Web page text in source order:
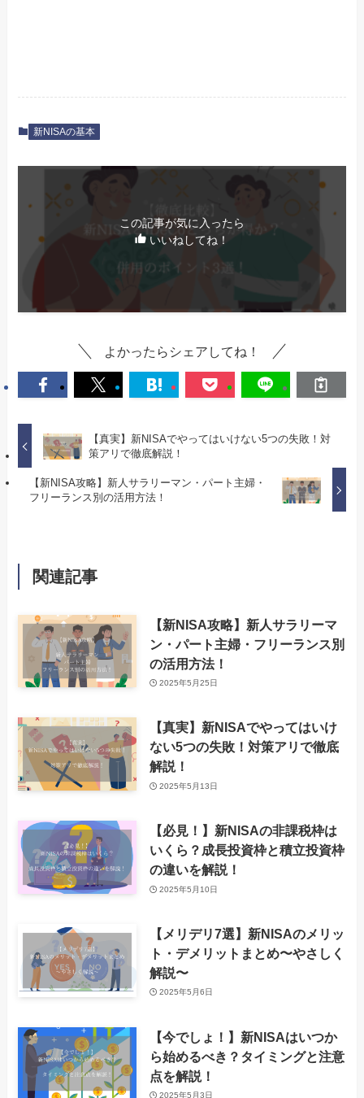
新NISAの基本
この記事が気に入ったら
いいねしてね！
よかったらシェアしてね！
【真実】新NISAでやってはいけない5つの失敗！対
策アリで徹底解説！
【新NISA攻略】新人サラリーマン・パート主婦・
フリーランス別の活用方法！
関連記事
【新NISA攻略】新人サラリーマ
ン・パート主婦・フリーランス別
の活用方法！
2025年5月25日
【真実】新NISAでやってはいけ
ない5つの失敗！対策アリで徹底
解説！
2025年5月13日
【必見！】新NISAの非課税枠は
いくら？成長投資枠と積立投資枠
の違いを解説！
2025年5月10日
【メリデリ7選】新NISAのメリッ
ト・デメリットまとめ〜やさしく
解説〜
2025年5月6日
【今でしょ！】新NISAはいつか
ら始めるべき？タイミングと注意
点を解説！
2025年5月3日